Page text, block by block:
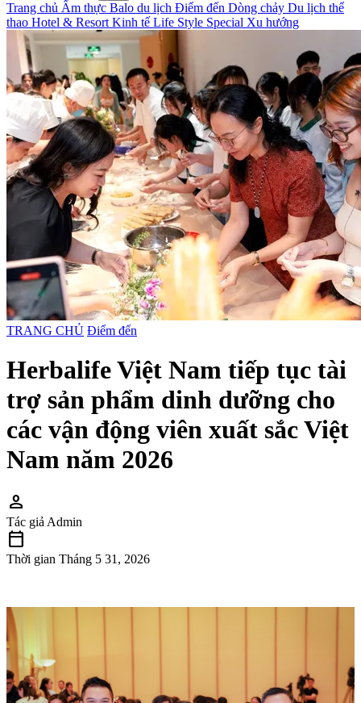
Trang chủ Ẩm thực Balo du lịch Điểm đến Dòng chảy Du lịch thể
thao Hotel & Resort Kinh tế Life Style Special Xu hướng
TRANG CHỦ Điểm đến
Herbalife Việt Nam tiếp tục tài
trợ sản phẩm dinh dưỡng cho
các vận động viên xuất sắc Việt
Nam năm 2026
person
Tác giả Admin
calendar_today
Thời gian Tháng 5 31, 2026